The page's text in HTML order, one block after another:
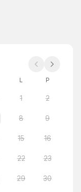
L P
1 2
8 9
15 16
22 23
29 30